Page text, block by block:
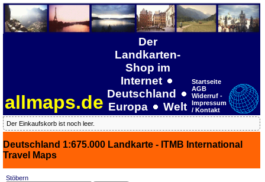
allmaps.de
Der
Landkarten-
Shop im
Internet
Deutschland
Europa
Welt
Startseite
AGB
Widerruf -
Impressum
/ Kontakt
Der Einkaufskorb ist noch leer.
Deutschland 1:675.000 Landkarte - ITMB International
Travel Maps
Stöbern